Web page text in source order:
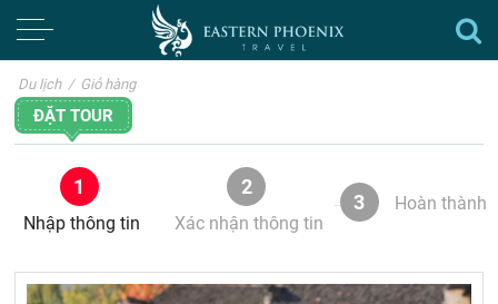
Du lịch / Giỏ hàng
ĐẶT TOUR
1
Nhập thông tin
2
Xác nhận thông tin
3 Hoàn thành